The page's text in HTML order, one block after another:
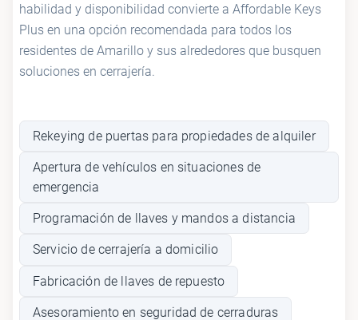
habilidad y disponibilidad convierte a Affordable Keys
Plus en una opción recomendada para todos los
residentes de Amarillo y sus alrededores que busquen
soluciones en cerrajería.
Rekeying de puertas para propiedades de alquiler
Apertura de vehículos en situaciones de
emergencia
Programación de llaves y mandos a distancia
Servicio de cerrajería a domicilio
Fabricación de llaves de repuesto
Asesoramiento en seguridad de cerraduras